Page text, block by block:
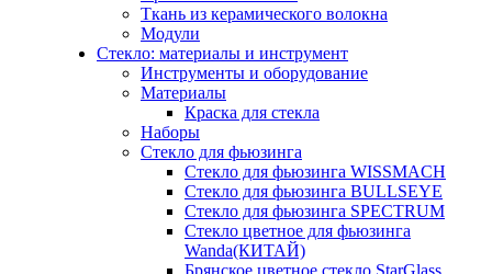
Ткань из керамического волокна
Модули
Стекло: материалы и инструмент
Инструменты и оборудование
Материалы
Краска для стекла
Наборы
Стекло для фьюзинга
Стекло для фьюзинга WISSMACH
Стекло для фьюзинга BULLSEYE
Стекло для фьюзинга SPECTRUM
Стекло цветное для фьюзинга
Wanda(КИТАЙ)
Брянское цветное стекло StarGlass